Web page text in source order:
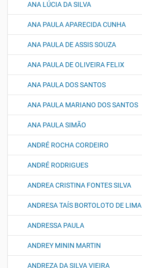
ANA LÚCIA DA SILVA
ANA PAULA APARECIDA CUNHA
ANA PAULA DE ASSIS SOUZA
ANA PAULA DE OLIVEIRA FELIX
ANA PAULA DOS SANTOS
ANA PAULA MARIANO DOS SANTOS
ANA PAULA SIMÃO
ANDRÉ ROCHA CORDEIRO
ANDRÉ RODRIGUES
ANDREA CRISTINA FONTES SILVA
ANDRESA TAÍS BORTOLOTO DE LIMA
ANDRESSA PAULA
ANDREY MININ MARTIN
ANDREZA DA SILVA VIEIRA